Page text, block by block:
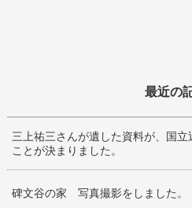
最近の
三上祐三さんが遺した資料が、国
ことが決まりました。
碑文谷の家 写真撮影をしました。